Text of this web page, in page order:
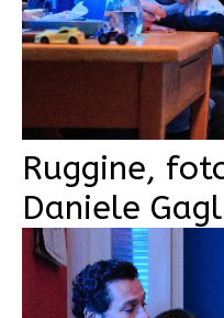
Ruggine,
Daniele